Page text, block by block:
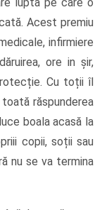
Acest premiu
infirmiere
ore in șir,
Cu toții îl
răspunderea
boala acasă la
copii, soții sau
nu se va termina